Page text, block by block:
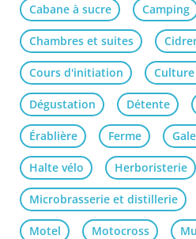
Cabane à sucre Camping
Chambres et suites
Cours d'initiation
Dégustation Détente
Érablière Ferme
Halte vélo Herboristerie
Microbrasserie et distillerie
Motel Motocross